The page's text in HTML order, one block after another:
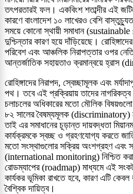
তৎপরতারই ফল। একবিংশ শতাব্দীর এই
কারণে বাংলাদেশ ১০ লাখেরও বেশি
সময়ে কোনো স্থায়ী সমাধান
দুশ্চিন্তার কারণ হয়ে দাঁড়িয়েছে।
পরিবেশ এবং আঞ্চলিক নিরাপত্তার ওপর
আন্তর্জাতিক সহায়তাও ক্রমান্বয়ে হ্রাস
রোহিঙ্গাদের নিরাপদ, স্বেচ্ছামূলক এবং
পথ। তবে এই প্রক্রিয়ায় তাদের
চলাচলের অধিকারের মতো মৌলিক বিষয়গুলো
৮২ সালের বৈষম্যমূলক
তাই এর সমাধানের চূড়ান্ত দায়বদ্ধতা
কার্যক্রমকে স্বচ্ছ ও গ্রহণযোগ্য করতে
মতো সংস্থাগুলোর সক্রিয় অংশগ্রহণ এবং
(international monitoring) নিশ্চিত করা
রোডম্যাপের (roadmap) মাধ্যমে এই
কার্যকর ভূমিকা রাখতে হবে, কারণ এটি
বৈশ্বিক দায়িত্ব।